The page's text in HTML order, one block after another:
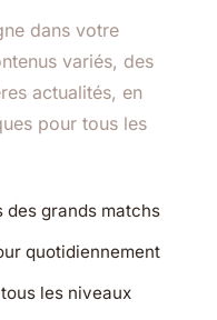
dans votre
variés, des
actualités, en
pour tous les
grands matchs
quotidiennement
les niveaux